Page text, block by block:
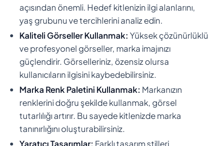
açısından önemli. Hedef kitlenizin ilgi alanlarını,
yaş grubunu ve tercihlerini analiz edin.
Kaliteli Görseller Kullanmak: Yüksek çözünürlüklü
ve profesyonel görseller, marka imajınızı
güçlendirir. Görselleriniz, özensiz olursa
kullanıcıların ilgisini kaybedebilirsiniz.
Marka Renk Paletini Kullanmak: Markanızın
renklerini doğru şekilde kullanmak, görsel
tutarlılığı artırır. Bu sayede kitlenizde marka
tanınırlığını oluşturabilirsiniz.
Yaratıcı Tasarımlar: Farklı tasarım stilleri